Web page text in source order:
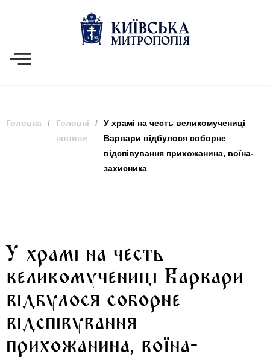
Головна /
Головні
новини
/
У храмі на честь великомучениці
Варвари відбулося соборне
відспівування прихожанина, воїна-
захисника
У храмі на честь
великомучениці Варвари
відбулося соборне
відспівування
прихожанина, воїна-